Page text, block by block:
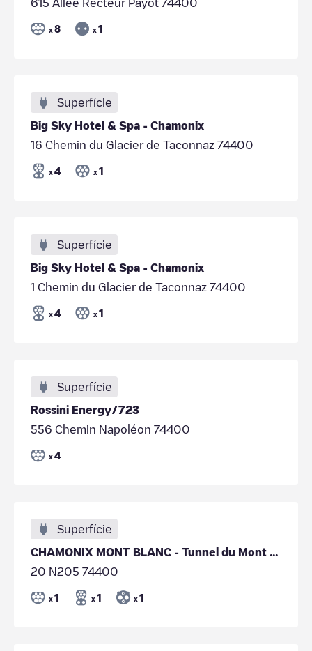
615 Allée Recteur Payot 74400
x 8 x 1
Superfície
Big Sky Hotel & Spa - Chamonix
16 Chemin du Glacier de Taconnaz 74400
x 4 x 1
Superfície
Big Sky Hotel & Spa - Chamonix
1 Chemin du Glacier de Taconnaz 74400
x 4 x 1
Superfície
Rossini Energy/723
556 Chemin Napoléon 74400
x 4
Superfície
CHAMONIX MONT BLANC - Tunnel du Mont Blanc
20 N205 74400
x 1 x 1 x 1